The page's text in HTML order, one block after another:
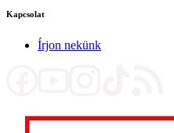
Kapcsolat
Írjon nekünk